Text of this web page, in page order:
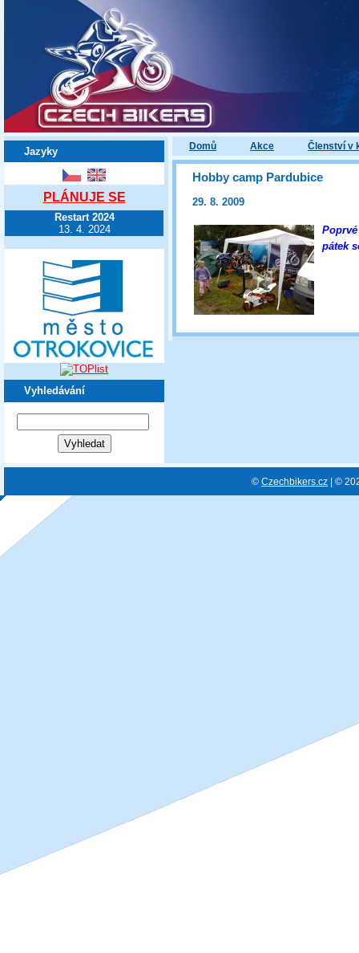
Domů Akce Členství v
Jazyky
PLÁNUJE SE
Restart 2024
13. 4. 2024
Vyhledávání
Hobby camp Pardubice
29. 8. 2009
pátek
© Czechbikers.cz | ©